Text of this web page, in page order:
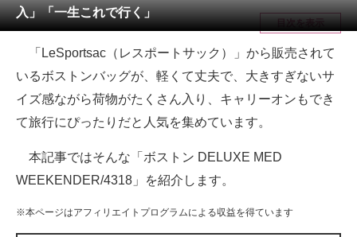
メディア
注目記事を集めた総合ページ
ITの今と未来を見通す
スマホと通信の最新トレンド
ビジネスと働き方のヒント
入」「一生これで行く」
目次を表示
「LeSportsac（レスポートサック）」から販売されて
いるボストンバッグが、軽くて丈夫で、大きすぎないサ
イズ感ながら荷物がたくさん入り、キャリーオンもでき
て旅行にぴったりだと人気を集めています。
本記事ではそんな「ボストン DELUXE MED
WEEKENDER/4318」を紹介します。
※本ページはアフィリエイトプログラムによる収益を得ています